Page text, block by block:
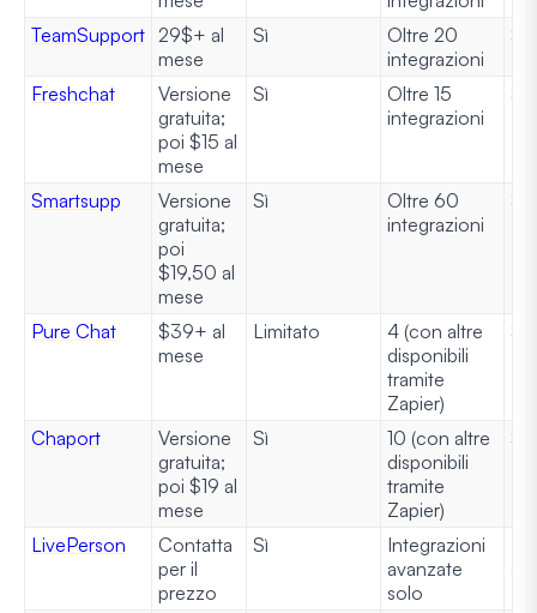
TeamSupport 29$+ al
mese
Sì
Oltre 20
integrazioni
Sì
Freshchat
Versione
gratuita;
poi $15 al
mese
Sì
Oltre 15
integrazioni
Sì
Smartsupp
Versione
gratuita;
poi
$19,50 al
mese
Sì
Oltre 60
integrazioni
Sì
Pure Chat
$39+ al
mese
Limitato
4 (con altre
disponibili
tramite
Zapier)
Sì
Chaport
Versione
gratuita;
poi $19 al
mese
Sì
10 (con altre
disponibili
tramite
Zapier)
Sì
LivePerson
Contatta
per il
prezzo
Sì
Integrazioni
avanzate
solo